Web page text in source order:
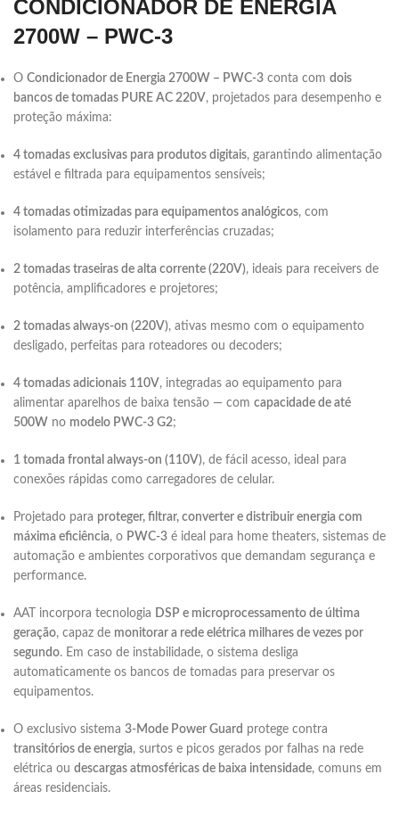
CONDICIONADOR DE ENERGIA
2700W – PWC-3
O Condicionador de Energia 2700W – PWC-3 conta com dois
bancos de tomadas PURE AC 220V, projetados para desempenho e
proteção máxima:
4 tomadas exclusivas para produtos digitais, garantindo alimentação
estável e filtrada para equipamentos sensíveis;
4 tomadas otimizadas para equipamentos analógicos, com
isolamento para reduzir interferências cruzadas;
2 tomadas traseiras de alta corrente (220V), ideais para receivers de
potência, amplificadores e projetores;
2 tomadas always-on (220V), ativas mesmo com o equipamento
desligado, perfeitas para roteadores ou decoders;
4 tomadas adicionais 110V, integradas ao equipamento para
alimentar aparelhos de baixa tensão — com capacidade de até
500W no modelo PWC-3 G2;
1 tomada frontal always-on (110V), de fácil acesso, ideal para
conexões rápidas como carregadores de celular.
Projetado para proteger, filtrar, converter e distribuir energia com
máxima eficiência, o PWC-3 é ideal para home theaters, sistemas de
automação e ambientes corporativos que demandam segurança e
performance.
AAT incorpora tecnologia DSP e microprocessamento de última
geração, capaz de monitorar a rede elétrica milhares de vezes por
segundo. Em caso de instabilidade, o sistema desliga
automaticamente os bancos de tomadas para preservar os
equipamentos.
O exclusivo sistema 3-Mode Power Guard protege contra
transitórios de energia, surtos e picos gerados por falhas na rede
elétrica ou descargas atmosféricas de baixa intensidade, comuns em
áreas residenciais.